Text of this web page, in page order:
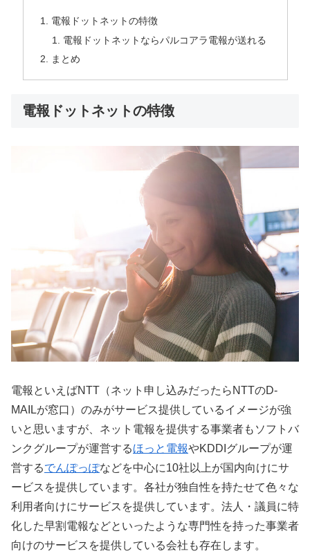
電報ドットネットの特徴
電報ドットネットならパルコアラ電報が送れる
まとめ
電報ドットネットの特徴
電報といえばNTT（ネット申し込みだったらNTTのD-
MAILが窓口）のみがサービス提供しているイメージが強
いと思いますが、ネット電報を提供する事業者もソフトバ
ンクグループが運営するほっと電報やKDDIグループが運
営するでんぽっぽなどを中心に10社以上が国内向けにサ
ービスを提供しています。各社が独自性を持たせて色々な
利用者向けにサービスを提供しています。法人・議員に特
化した早割電報などといったような専門性を持った事業者
向けのサービスを提供している会社も存在します。